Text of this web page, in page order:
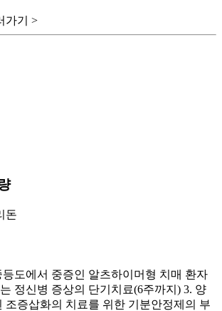
가기 >
돈
등도에서 중증인 알츠하이머형 치매 환자
정신병 증상의 단기치료(6주까지) 3. 양
조증삽화의 치료를 위한 기분안정제의 부